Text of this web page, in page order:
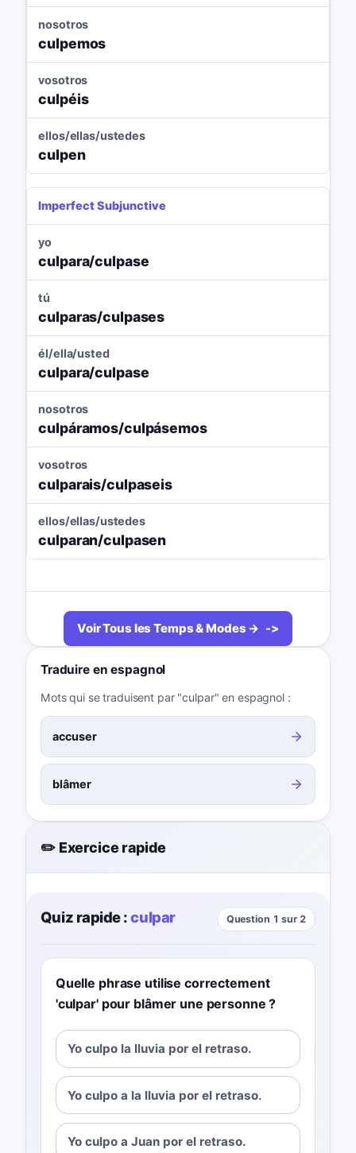
nosotros
culpemos
vosotros
culpéis
ellos/ellas/ustedes
culpen
Imperfect Subjunctive
yo
culpara/culpase
tú
culparas/culpases
él/ella/usted
culpara/culpase
nosotros
culpáramos/culpásemos
vosotros
culparais/culpaseis
ellos/ellas/ustedes
culparan/culpasen
Voir Tous les Temps & Modes →
Traduire en espagnol
Mots qui se traduisent par "culpar" en espagnol :
accuser
blâmer
✏️ Exercice rapide
Quiz rapide : culpar Question 1 sur 2
Quelle phrase utilise correctement
'culpar' pour blâmer une personne ?
Yo culpo la lluvia por el retraso.
Yo culpo a la lluvia por el retraso.
Yo culpo a Juan por el retraso.